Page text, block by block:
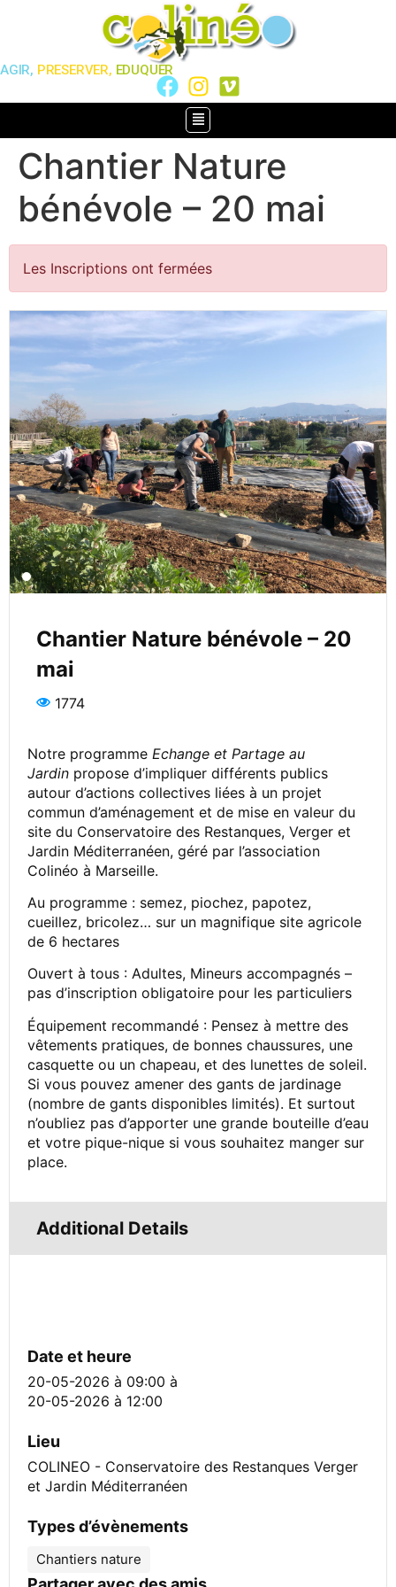
AGIR, PRESERVER, EDUQUER
Chantier Nature
bénévole – 20 mai
Les Inscriptions ont fermées
Chantier Nature bénévole – 20
mai
1774
Notre programme Echange et Partage au
Jardin propose d’impliquer différents publics
autour d’actions collectives liées à un projet
commun d’aménagement et de mise en valeur du
site du Conservatoire des Restanques, Verger et
Jardin Méditerranéen, géré par l’association
Colinéo à Marseille.
Au programme : semez, piochez, papotez,
cueillez, bricolez… sur un magnifique site agricole
de 6 hectares
Ouvert à tous : Adultes, Mineurs accompagnés –
pas d’inscription obligatoire pour les particuliers
Équipement recommandé : Pensez à mettre des
vêtements pratiques, de bonnes chaussures, une
casquette ou un chapeau, et des lunettes de soleil.
Si vous pouvez amener des gants de jardinage
(nombre de gants disponibles limités). Et surtout
n’oubliez pas d’apporter une grande bouteille d’eau
et votre pique-nique si vous souhaitez manger sur
place.
Additional Details
Date et heure
20-05-2026 à 09:00 à
20-05-2026 à 12:00
Lieu
COLINEO - Conservatoire des Restanques Verger
et Jardin Méditerranéen
Types d’évènements
Chantiers nature